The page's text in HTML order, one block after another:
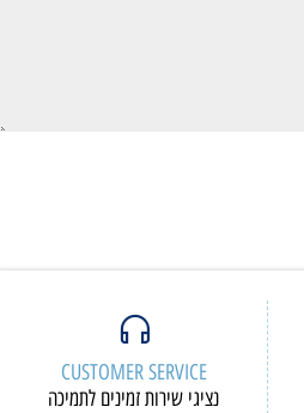
CUSTOMER SERVICE
נציגי שירות זמינים לתמיכה